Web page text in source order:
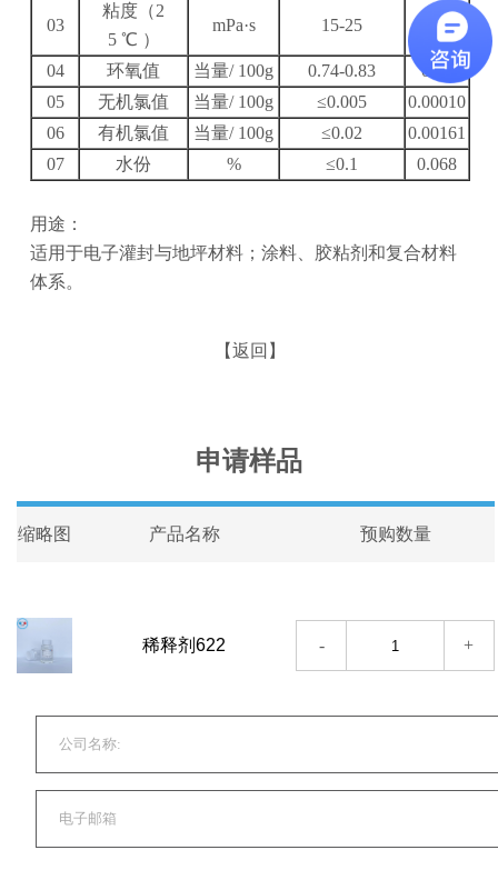
03
粘度（2
5 ℃ ）
mPa·s 15-25 17.2
04 环氧值 当量/ 100g 0.74-0.83
0.76
05
无机氯值 当量/ 100g ≤0.005
0.00010
06
有机氯值 当量/ 100g ≤0.02
0.00161
07
水份 % ≤0.1 0.068
用途：
适用于电子灌封与地坪材料；涂料、胶粘剂和复合材料
体系。
【返回】
申请样品
缩略图 产品名称 预购数量
- +